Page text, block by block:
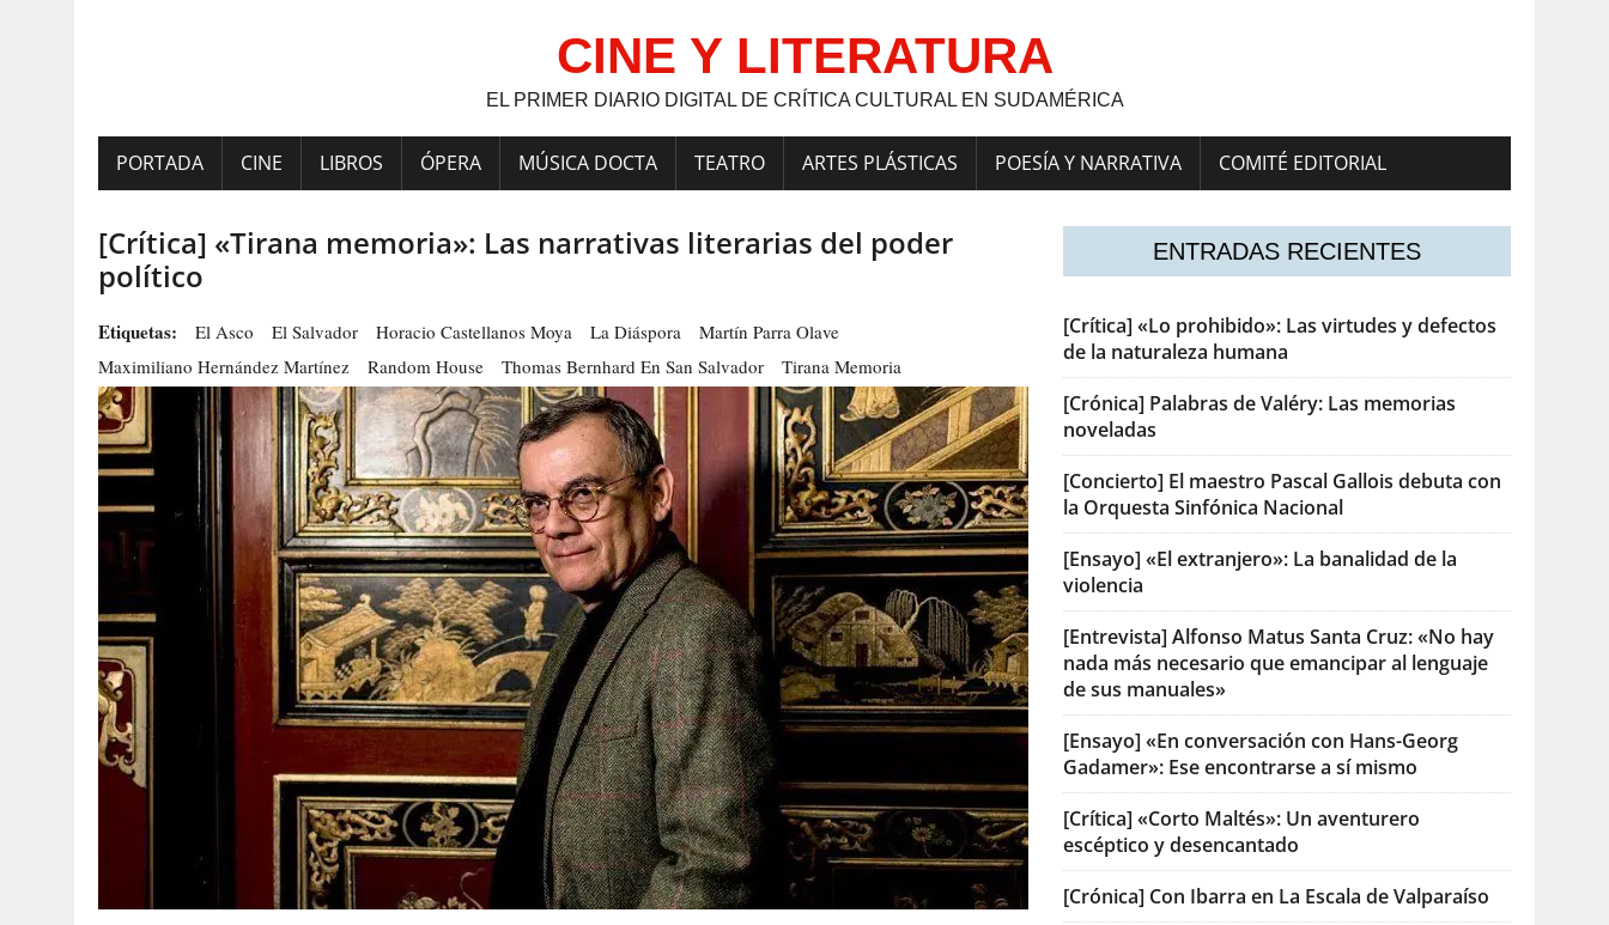
CINE Y LITERATURA
EL PRIMER DIARIO DIGITAL DE CRÍTICA CULTURAL EN SUDAMÉRICA
PORTADA CINE LIBROS ÓPERA MÚSICA DOCTA TEATRO ARTES PLÁSTICAS POESÍA Y NARRATIVA COMITÉ EDITORIAL
[Crítica] «Tirana memoria»: Las narrativas literarias del poder
político
Etiquetas: El Asco El Salvador Horacio Castellanos Moya La Diáspora
Martín Parra Olave
Maximiliano Hernández Martínez
Random House Thomas Bernhard En San Salvador Tirana Memoria
ENTRADAS RECIENTES
[Crítica] «Lo prohibido»: Las virtudes y defectos
de la naturaleza humana
[Crónica] Palabras de Valéry: Las memorias
noveladas
[Concierto] El maestro Pascal Gallois debuta con
la Orquesta Sinfónica Nacional
[Ensayo] «El extranjero»: La banalidad de la
violencia
[Entrevista] Alfonso Matus Santa Cruz: «No hay
nada más necesario que emancipar al lenguaje
de sus manuales»
[Ensayo] «En conversación con Hans-Georg
Gadamer»: Ese encontrarse a sí mismo
[Crítica] «Corto Maltés»: Un aventurero
escéptico y desencantado
[Crónica] Con Ibarra en La Escala de Valparaíso